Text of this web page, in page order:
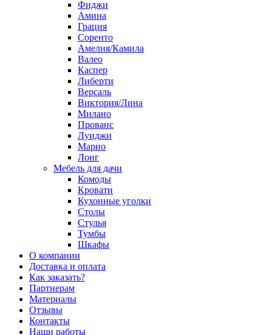
Фиджи
Амина
Грация
Соренто
Амелия/Камила
Валео
Каспер
Либерти
Версаль
Виктория/Лина
Милано
Прованс
Луиджи
Марио
Лонг
Мебель для дачи
Комоды
Кровати
Кухонные уголки
Столы
Стулья
Тумбы
Шкафы
О компании
Доставка и оплата
Как заказать?
Партнерам
Материалы
Отзывы
Контакты
Наши работы